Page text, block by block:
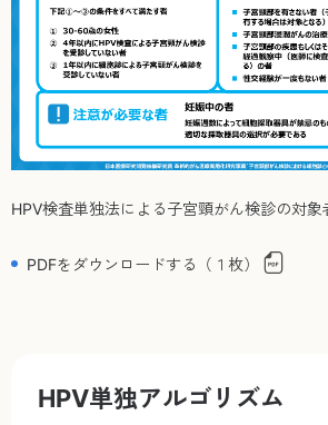
HPV検査単独法による子宮頸がん検診の対象
PDFをダウンロードする（１枚）
HPV単独アルゴリズム